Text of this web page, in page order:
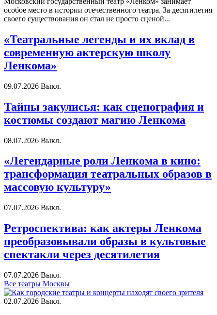
особое место в истории отечественного театра. За десятилетия
своего существования он стал не просто сценой...
«Театральные легенды и их вклад в
современную актерскую школу
Ленкома»
09.07.2026 Выкл.
Тайны закулисья: как сценография и
костюмы создают магию Ленкома
08.07.2026 Выкл.
«Легендарные роли Ленкома в кино:
трансформация театральных образов в
массовую культуру»
07.07.2026 Выкл.
Ретроспектива: как актеры Ленкома
преобразовывали образы в культовые
спектакли через десятилетия
07.07.2026 Выкл.
Все театры Москвы
02.07.2026 Выкл.